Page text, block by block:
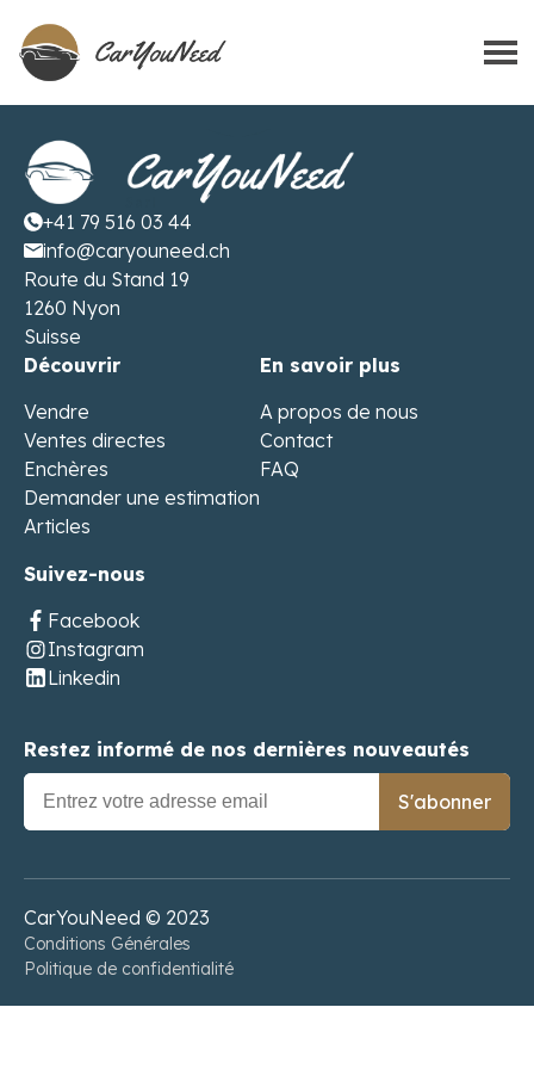
+41 79 516 03 44
info@caryouneed.ch
Route du Stand 19
1260 Nyon
Suisse
Découvrir
Vendre
Ventes directes
Enchères
Demander une estimation
Articles
En savoir plus
A propos de nous
Contact
FAQ
Suivez-nous
Facebook
Instagram
Linkedin
Restez informé de nos dernières nouveautés
S'abonner
CarYouNeed © 2023
Conditions Générales
Politique de confidentialité